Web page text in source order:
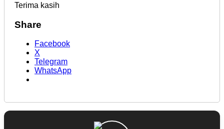
Terima kasih
Share
Facebook
X
Telegram
WhatsApp